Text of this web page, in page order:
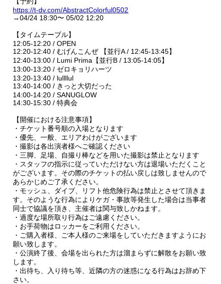
https://t-dv.com/AbstractColorful0502
→04/24 18:30〜 05/02 12:20
【タイムテーブル】
12:05-12:20 / OPEN
12:20-12:40 / むげんこんぜ 【並行A / 12:45-13:45】
12:40-13:00 / Lumi Prima【並行B / 13:05-14:05】
13:00-13:20 / ゼロキョリハーツ
13:20-13:40 / lullllul
13:40-14:00 / きっと大切だった
14:00-14:20 / SANUGLOW
14:30-15:30 / 特典会
【開催における注意事項】
・チケット番号順の入場となります
・優先、一般、エリアわけがございます
・撮影は各出演者様へご確認ください
・三脚、足場、自撮り棒などを用いた撮影は禁止となります
・スタッフの指示に従っていただけない方は退場いただくこと
がございます。その際のチケットの払い戻しは致しませんので
あらかじめご了承ください。
・モッシュ、ダイブ、リフト他危険行為は禁止とさせて頂きま
す。そのような行為によりケガ・事故等発生した場合は当事者
同士で協議を頂き、主催者は関与致しかねます。
・過度な場所取り行為はご遠慮ください。
・お手荷物はロッカーをご利用ください。
・ご購入者様、ご本人様のご来場をしていただきますようにお
願い致します。
・公演終了後、会場を出られた方は溜まらずに解散をお願い致
します。
・出待ち、入り待ち等、近隣の方の迷惑になる行為はお辞め下
さい。